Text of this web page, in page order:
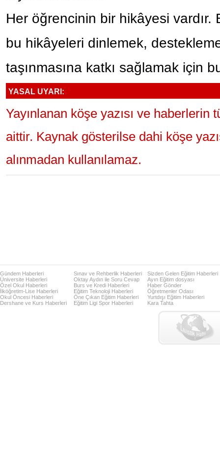
Her öğrencinin bir hikâyesi
bu hikâyeleri dinlemek,
taşınmasına katkı sağlamak için
YASAL UYARI:
Yayınlanan köşe yazısı ve haberlerin
aittir. Kaynak gösterilse dahi köşe
alınmadan kullanılamaz.
Gündem Haberleri
Üniversite Haberleri
Özel Okul Haberleri
İlköğretim-Lise Haberleri
Okul Öncesi Haberleri
Dershane ve Kurs Haberleri
Sınav ve Rehberlik Haberleri
Oktay Aydın ile Soru Cevap
Burs ve Kredi Haberleri
Eğitim Teknoloji Haberleri
Öne Çıkan Eğitim Haberleri
Eğitim Ligi Spor Haberleri
Sizden Gelen Eğitim Haberleri
Ayın Eğitim dosyası
Haber Gönder
Öğretmenler Odası
Yurtdışı Eğitim Haberleri
Kara Tahta